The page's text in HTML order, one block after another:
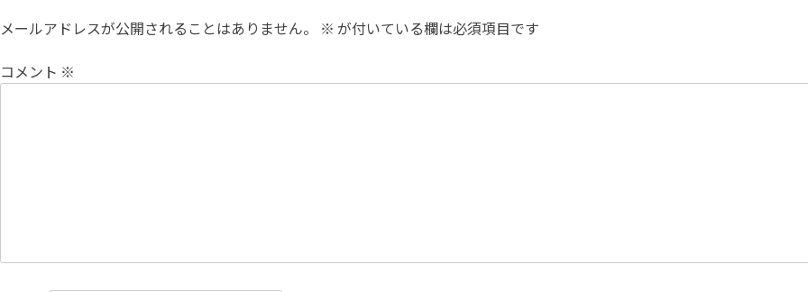
メールアドレスが公開されることはありません。 ※ が付いている欄は必須項目です
コメント ※